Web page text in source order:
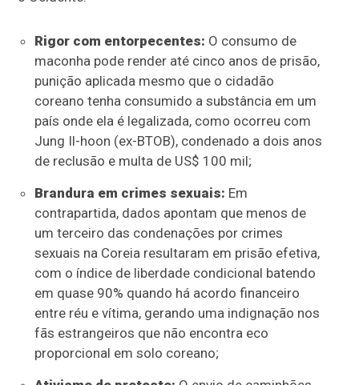
Rigor com entorpecentes: O consumo de
maconha pode render até cinco anos de prisão,
punição aplicada mesmo que o cidadão
coreano tenha consumido a substância em um
país onde ela é legalizada, como ocorreu com
Jung Il-hoon (ex-BTOB), condenado a dois anos
de reclusão e multa de US$ 100 mil;
Brandura em crimes sexuais: Em
contrapartida, dados apontam que menos de
um terceiro das condenações por crimes
sexuais na Coreia resultaram em prisão efetiva,
com o índice de liberdade condicional batendo
em quase 90% quando há acordo financeiro
entre réu e vítima, gerando uma indignação nos
fãs estrangeiros que não encontra eco
proporcional em solo coreano;